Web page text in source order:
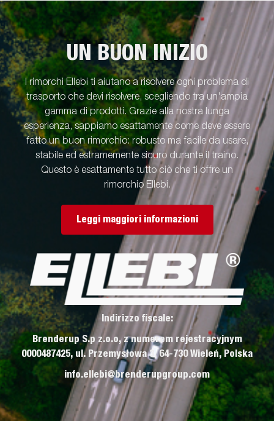
UN BUON INIZIO
I rimorchi Ellebi ti aiutano a risolvere ogni problema di
trasporto che devi risolvere, scegliendo tra un'ampia
gamma di prodotti. Grazie alla nostra lunga
esperienza, sappiamo esattamente come deve essere
fatto un buon rimorchio: robusto ma facile da usare,
stabile ed estramemente sicuro durante il traino.
Questo è esattamente tutto ciò che ti offre un
rimorchio Ellebi.
Leggi maggiori informazioni
Indirizzo fiscale:
Brenderup S.p z.o.o, z numerem rejestracyjnym
0000487425, ul. Przemysłowa 3, 64-730 Wieleń, Polska
info.ellebi@brenderupgroup.com